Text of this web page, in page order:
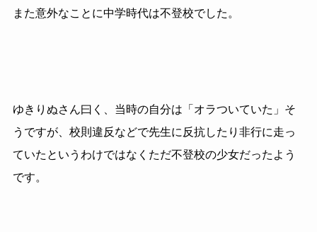
また意外なことに中学時代は不登校でした。
ゆきりぬさん曰く、当時の自分は「オラついていた」そ
うですが、校則違反などで先生に反抗したり非行に走っ
ていたというわけではなくただ不登校の少女だったよう
です。